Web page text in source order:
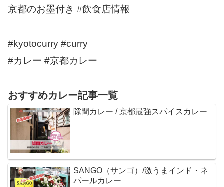
京都のお墨付き #飲食店情報
#kyotocurry #curry
#カレー #京都カレー
おすすめカレー記事一覧
隙間カレー / 京都最強スパイスカレー
SANGO（サンゴ）/激うまインド・ネ
パールカレー